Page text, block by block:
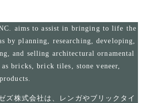
aims to assist in bringing to life the
by planning, researching, developing,
and selling architectural ornamental
bricks, brick tiles, stone veneer,
ズ株式会社は、レンガやブリックタイ